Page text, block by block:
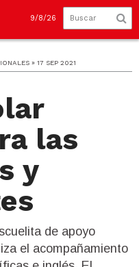
9/8/26
» 17 SEP 2021
las
y
de apoyo
el acompañamiento